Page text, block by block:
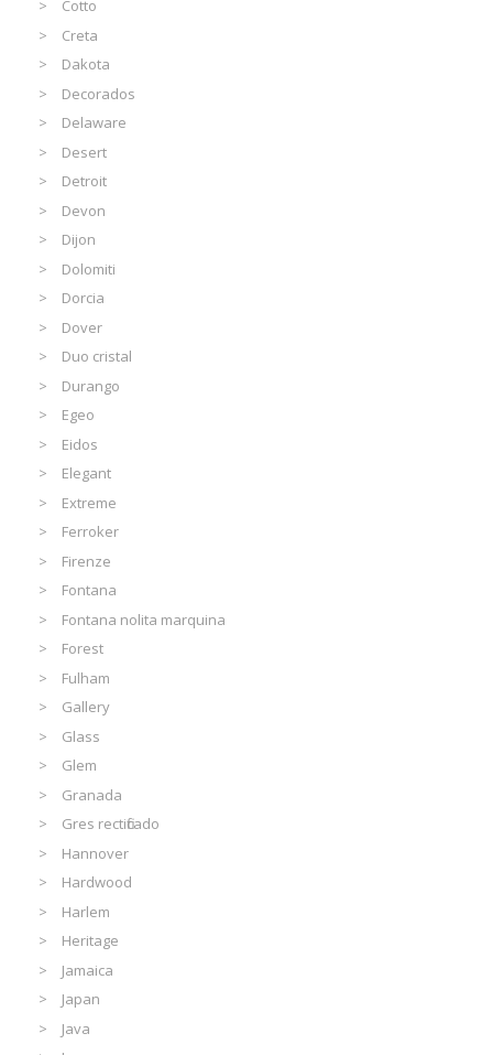
Cotto
Creta
Dakota
Decorados
Delaware
Desert
Detroit
Devon
Dijon
Dolomiti
Dorcia
Dover
Duo cristal
Durango
Egeo
Eidos
Elegant
Extreme
Ferroker
Firenze
Fontana
Fontana nolita marquina
Forest
Fulham
Gallery
Glass
Glem
Granada
Gres rectificado
Hannover
Hardwood
Harlem
Heritage
Jamaica
Japan
Java